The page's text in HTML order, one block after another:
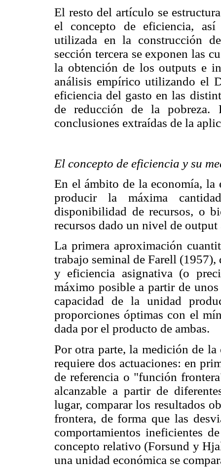
El resto del artículo se
el concepto de eficiencia,
utilizada en la construcción
sección tercera se exponen las
la obtención de los outputs e
análisis empírico utilizando el
eficiencia del gasto en las
de reducción de la pobreza.
conclusiones extraídas de la
El concepto de eficiencia y su
En el ámbito de la economía, la
producir la máxima
disponibilidad de recursos, o
recursos dado un nivel de
La primera aproximación
trabajo seminal de Farell
y eficiencia asignativa (o
máximo posible a partir de
capacidad de la unidad
proporciones óptimas con el
dada por el producto de ambas.
Por otra parte, la medición de
requiere dos actuaciones: en
de referencia o "función
alcanzable a partir de
lugar, comparar los resultados
frontera, de forma que las
comportamientos ineficientes
concepto relativo (Forsund y
una unidad económica se